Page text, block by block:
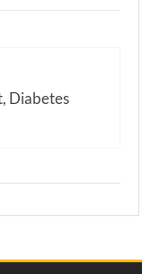
Diabetes